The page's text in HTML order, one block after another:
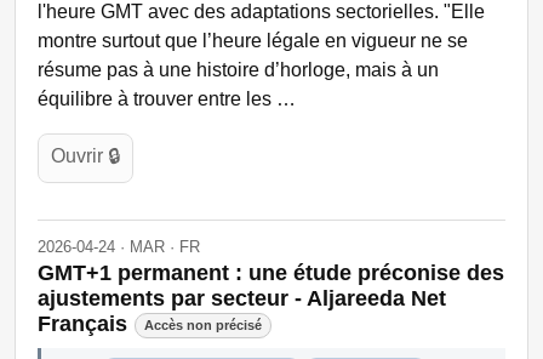
l'heure GMT avec des adaptations sectorielles. "Elle
montre surtout que l’heure légale en vigueur ne se
résume pas à une histoire d’horloge, mais à un
équilibre à trouver entre les …
Ouvrir 🔒
2026-04-24 · MAR · FR
GMT+1 permanent : une étude préconise des
ajustements par secteur - Aljareeda Net
Français
Accès non précisé